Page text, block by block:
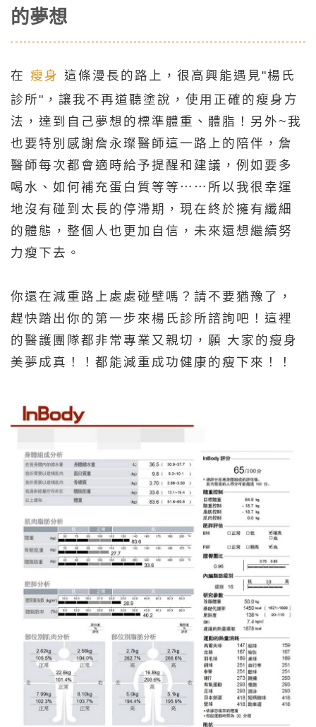
的夢想
在 瘦身 這條漫長的路上，很高興能遇見"楊氏
診所"，讓我不再道聽塗說，使用正確的瘦身方
法，達到自己夢想的標準體重、體脂！另外~我
也要特別感謝詹永璨醫師這一路上的陪伴，詹
醫師每次都會適時給予提醒和建議，例如要多
喝水、如何補充蛋白質等等⋯⋯所以我很幸運
地沒有碰到太長的停滯期，現在終於擁有纖細
的體態，整個人也更加自信，未來還想繼續努
力瘦下去。
你還在減重路上處處碰壁嗎？請不要猶豫了，
趕快踏出你的第一步來楊氏診所諮詢吧！這裡
的醫護團隊都非常專業又親切，願 大家的瘦身
美夢成真！！都能減重成功健康的瘦下來！！